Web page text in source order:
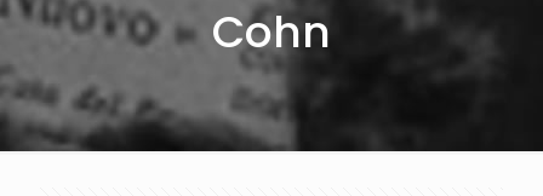
Cohn